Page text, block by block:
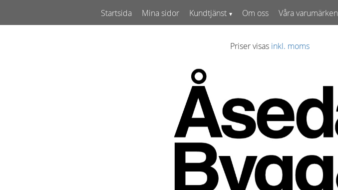
Priser visas inkl. moms
Startsida Mina sidor Kundtjänst Om oss Våra varumärken